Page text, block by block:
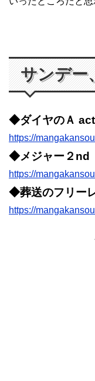
サンデー
◆ダイヤのＡ act
https://
◆メジャー２nd
https://
◆葬送のフリー
https://